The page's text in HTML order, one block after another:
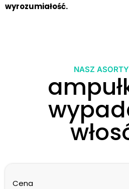
wyrozumiałość.
NASZ
Cena